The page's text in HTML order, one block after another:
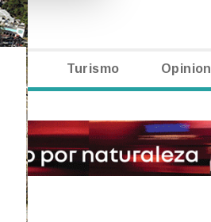
Turismo Opinion